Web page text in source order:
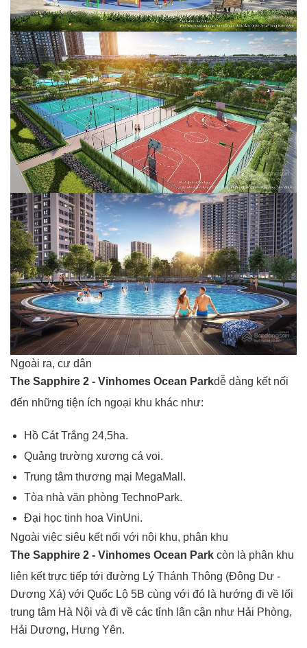
Ngoài ra, cư dân
The Sapphire 2 - Vinhomes Ocean Parkdễ dàng kết nối
đến những tiện ích ngoại khu khác như:
Hồ Cát Trắng 24,5ha.
Quảng trường xương cá voi.
Trung tâm thương mại MegaMall.
Tòa nhà văn phòng TechnoPark.
Đại học tinh hoa VinUni.
Ngoài việc siêu kết nối với nội khu, phân khu
The Sapphire 2 - Vinhomes Ocean Park còn là phân khu
liên kết trực tiếp tới đường Lý Thánh Thông (Đông Dư -
Dương Xá) với Quốc Lộ 5B cùng với đó là hướng đi về lối
trung tâm Hà Nội và đi về các tỉnh lân cận như Hải Phòng,
Hải Dương, Hưng Yên.